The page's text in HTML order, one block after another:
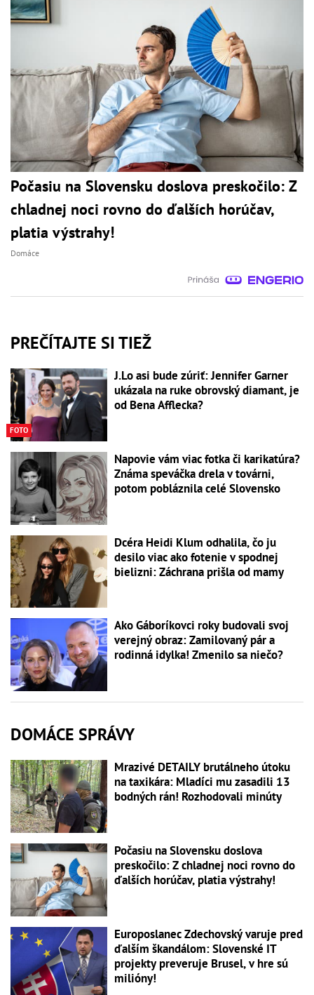
Počasiu na Slovensku doslova preskočilo: Z
chladnej noci rovno do ďalších horúčav,
platia výstrahy!
Domáce
PREČÍTAJTE SI TIEŽ
FOTO
J.Lo asi bude zúriť: Jennifer Garner
ukázala na ruke obrovský diamant, je
od Bena Afflecka?
Napovie vám viac fotka či karikatúra?
Známa speváčka drela v továrni,
potom pobláznila celé Slovensko
Dcéra Heidi Klum odhalila, čo ju
desilo viac ako fotenie v spodnej
bielizni: Záchrana prišla od mamy
Ako Gáboríkovci roky budovali svoj
verejný obraz: Zamilovaný pár a
rodinná idylka! Zmenilo sa niečo?
DOMÁCE SPRÁVY
Mrazivé DETAILY brutálneho útoku
na taxikára: Mladíci mu zasadili 13
bodných rán! Rozhodovali minúty
Počasiu na Slovensku doslova
preskočilo: Z chladnej noci rovno do
ďalších horúčav, platia výstrahy!
Europoslanec Zdechovský varuje pred
ďalším škandálom: Slovenské IT
projekty preveruje Brusel, v hre sú
milióny!